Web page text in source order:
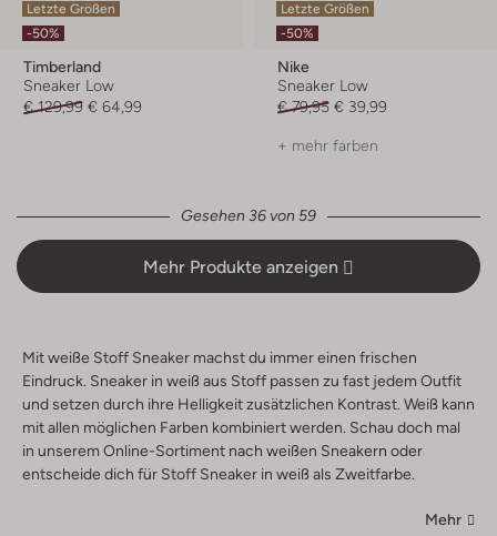
Letzte Größen
-50%
Timberland
Sneaker Low
€ 129,99 € 64,99
Letzte Größen
-50%
Nike
Sneaker Low
€ 79,95 € 39,99
+ mehr farben
Gesehen 36 von 59
Mehr Produkte anzeigen
Mit weiße Stoff Sneaker machst du immer einen frischen
Eindruck. Sneaker in weiß aus Stoff passen zu fast jedem Outfit
und setzen durch ihre Helligkeit zusätzlichen Kontrast. Weiß kann
mit allen möglichen Farben kombiniert werden. Schau doch mal
in unserem Online-Sortiment nach weißen Sneakern oder
entscheide dich für Stoff Sneaker in weiß als Zweitfarbe.
Mehr